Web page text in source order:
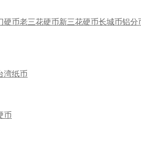
硬币老三花硬币新三花硬币长城币铝分
湾纸币
币